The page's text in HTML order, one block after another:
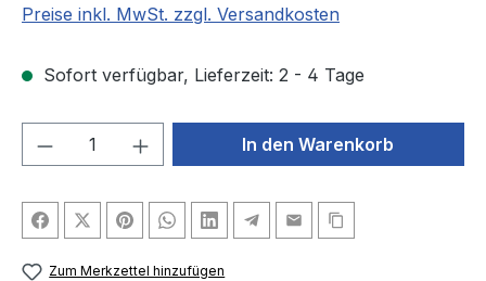
Preise inkl. MwSt. zzgl. Versandkosten
Sofort verfügbar, Lieferzeit: 2 - 4 Tage
Produkt Anzahl: Gib denIn den Warenkorb
Zum Merkzettel hinzufügen